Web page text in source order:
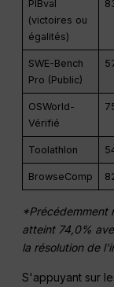
PIBval
(victoires ou
égalités)
SWE-Bench
Pro (Public)
OSWorld-
Vérifié
Toolathlon
BrowseComp
*Précédemment
atteint 74,0%
la résolution de
S'appuyant sur